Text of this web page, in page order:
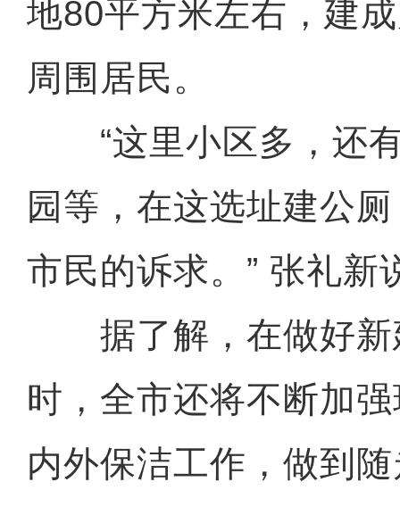
地80平方米左右，建
周围居民。
“这里小区多，还有
园等，在这选址建公
市民的诉求。” 张礼新
据了解，在做好新
时，全市还将不断加
内外保洁工作，做到